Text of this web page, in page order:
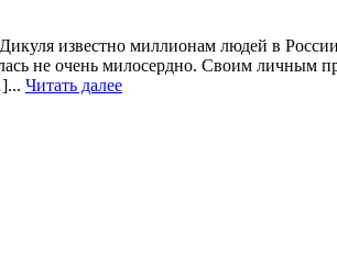
известно миллионам людей в
не очень милосердно. Своим личным
Читать далее